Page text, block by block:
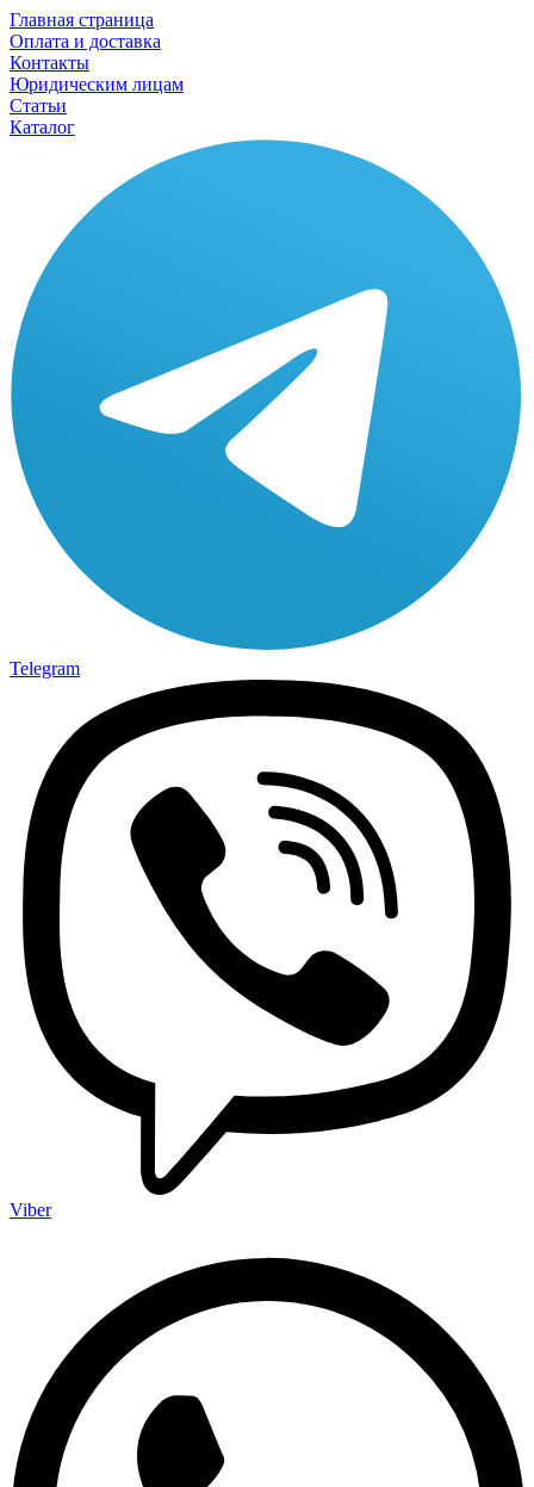
Главная страница
Оплата и доставка
Контакты
Юридическим лицам
Статьи
Каталог
Telegram
Viber